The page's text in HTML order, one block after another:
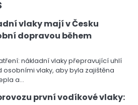
vlaky mají v Česku
dopravou během
nákladní vlaky přepravující uhlí
vlaky, aby byla zajištěna
a…
první vodíkové vlaky: